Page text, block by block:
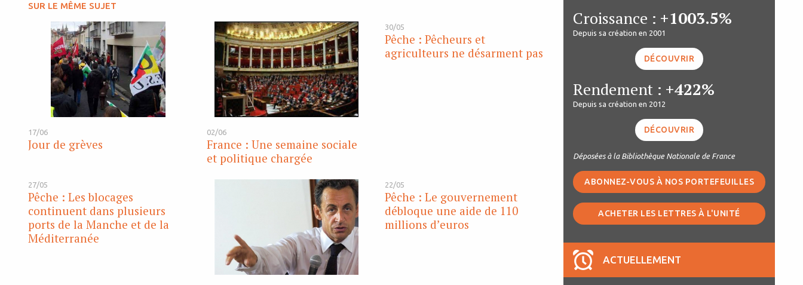
SUR LE MÊME SUJET
17/06
Jour de grèves
02/06
France : Une semaine sociale
et politique chargée
30/05
Pêche : Pêcheurs et
agriculteurs ne désarment pas
27/05
Pêche : Les blocages
continuent dans plusieurs
ports de la Manche et de la
Méditerranée
22/05
Pêche : Le gouvernement
débloque une aide de 110
millions d’euros
Croissance : +1003.5%
Depuis sa création en 2001
DÉCOUVRIR
Rendement : +422%
Depuis sa création en 2012
DÉCOUVRIR
Déposées à la Bibliothèque Nationale de France
ABONNEZ-VOUS À NOS PORTEFEUILLES
ACHETER LES LETTRES À L'UNITÉ
ACTUELLEMENT